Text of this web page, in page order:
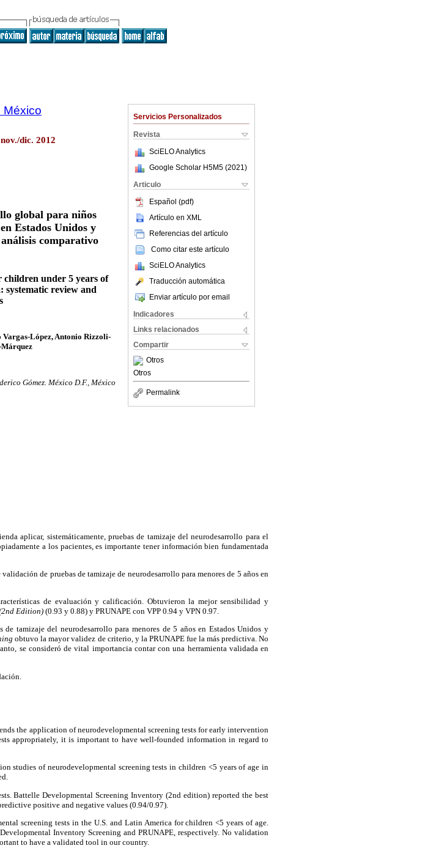
Servicios Personalizados
Revista
SciELO Analytics
Google Scholar H5M5 (2021 )
Articulo
Español (pdf)
Artículo en XML
Referencias del artículo
Como citar este artículo
SciELO Analytics
Traducción automática
Enviar artículo por email
Indicadores
Links relacionados
Compartir
Otros
Otros
Permalink
México
dic. 2012
global para niños
Estados Unidos y
comparativo
children under 5 years of
systematic review and
López, Antonio Rizzoli-
Gómez. México D.F., México
aplicar, sistemáticamente, pruebas de tamizaje del neurodesarrollo para el
a los pacientes, es importante tener información bien fundamentada
de pruebas de tamizaje de neurodesarrollo para menores de 5 años en
de evaluación y calificación. Obtuvieron la mejor sensibilidad y
Edition) (0.93 y 0.88) y PRUNAPE con VPP 0.94 y VPN 0.97.
de tamizaje del neurodesarrollo para menores de 5 años en Estados Unidos y
obtuvo la mayor validez de criterio, y la PRUNAPE fue la más predictiva. No
se consideró de vital importancia contar con una herramienta validada en
the application of neurodevelopmental screening tests for early intervention
appropriately, it is important to have well-founded information in regard to
studies of neurodevelopmental screening tests in children <5 years of age in
Battelle Developmental Screening Inventory (2nd edition) reported the best
positive and negative values (0.94/0.97).
screening tests in the U.S. and Latin America for children <5 years of age.
Inventory Screening and PRUNAPE, respectively. No validation
to have a validated tool in our country.